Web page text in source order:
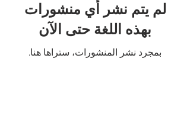
لم يتم نشر أي منشورات
بهذه اللغة حتى الآن
بمجرد نشر المنشورات، ستراها هنا.